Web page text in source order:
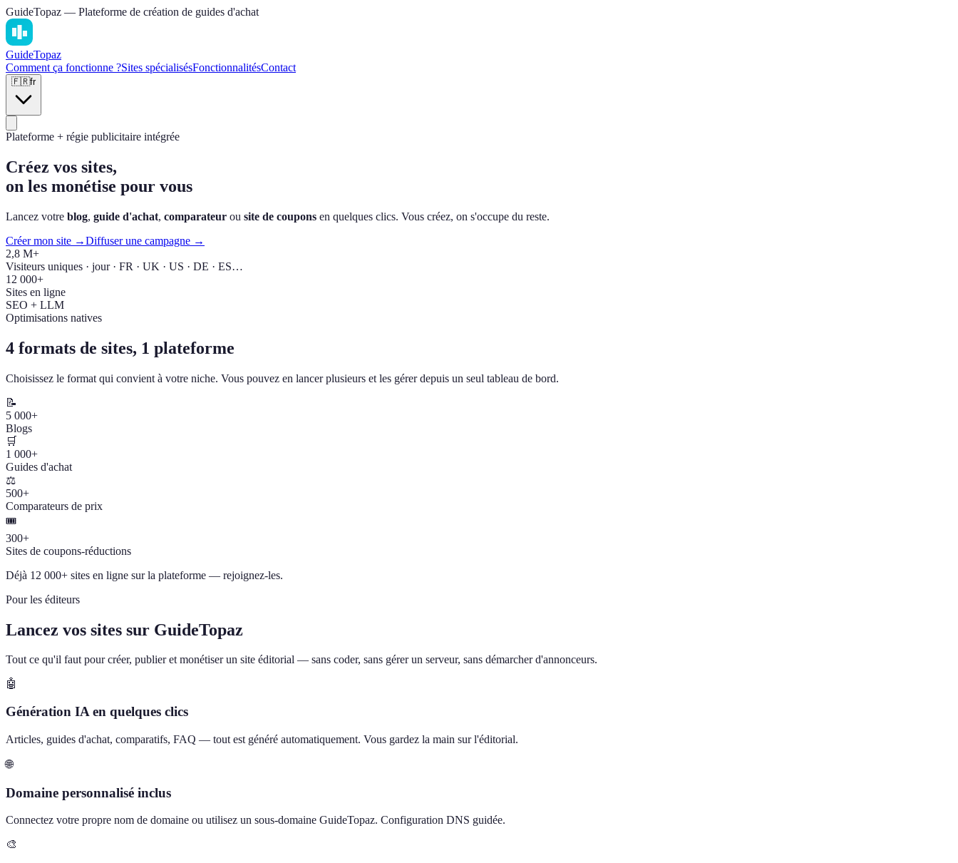
GuideTopaz — Plateforme de création de guides d'achat
GuideTopaz
Comment ça fonctionne ?Sites spécialisésFonctionnalitésContact
🇫🇷fr
Plateforme + régie publicitaire intégrée
Créez vos sites,
on les monétise pour vous
Lancez votre blog, guide d'achat, comparateur ou site de coupons en quelques clics. Vous créez, on s'occupe du reste.
Créer mon site →Diffuser une campagne →
2,8 M+
Visiteurs uniques · jour · FR · UK · US · DE · ES…
12 000+
Sites en ligne
SEO + LLM
Optimisations natives
4 formats de sites, 1 plateforme
Choisissez le format qui convient à votre niche. Vous pouvez en lancer plusieurs et les gérer depuis un seul tableau de bord.
📝
5 000+
Blogs
🛒
1 000+
Guides d'achat
⚖️
500+
Comparateurs de prix
🎟️
300+
Sites de coupons-réductions
Déjà 12 000+ sites en ligne sur la plateforme — rejoignez-les.
Pour les éditeurs
Lancez vos sites sur GuideTopaz
Tout ce qu'il faut pour créer, publier et monétiser un site éditorial — sans coder, sans gérer un serveur, sans démarcher d'annonceurs.
🤖
Génération IA en quelques clics
Articles, guides d'achat, comparatifs, FAQ — tout est généré automatiquement. Vous gardez la main sur l'éditorial.
🌐
Domaine personnalisé inclus
Connectez votre propre nom de domaine ou utilisez un sous-domaine GuideTopaz. Configuration DNS guidée.
🎨